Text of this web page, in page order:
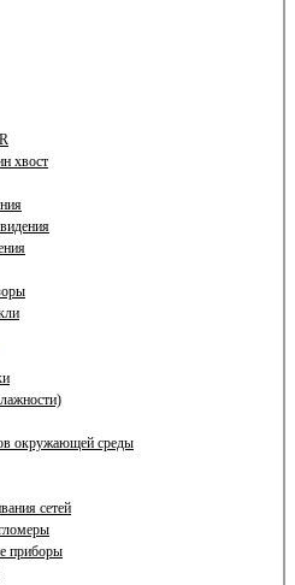
хвост
окружающей среды
сетей
приборы